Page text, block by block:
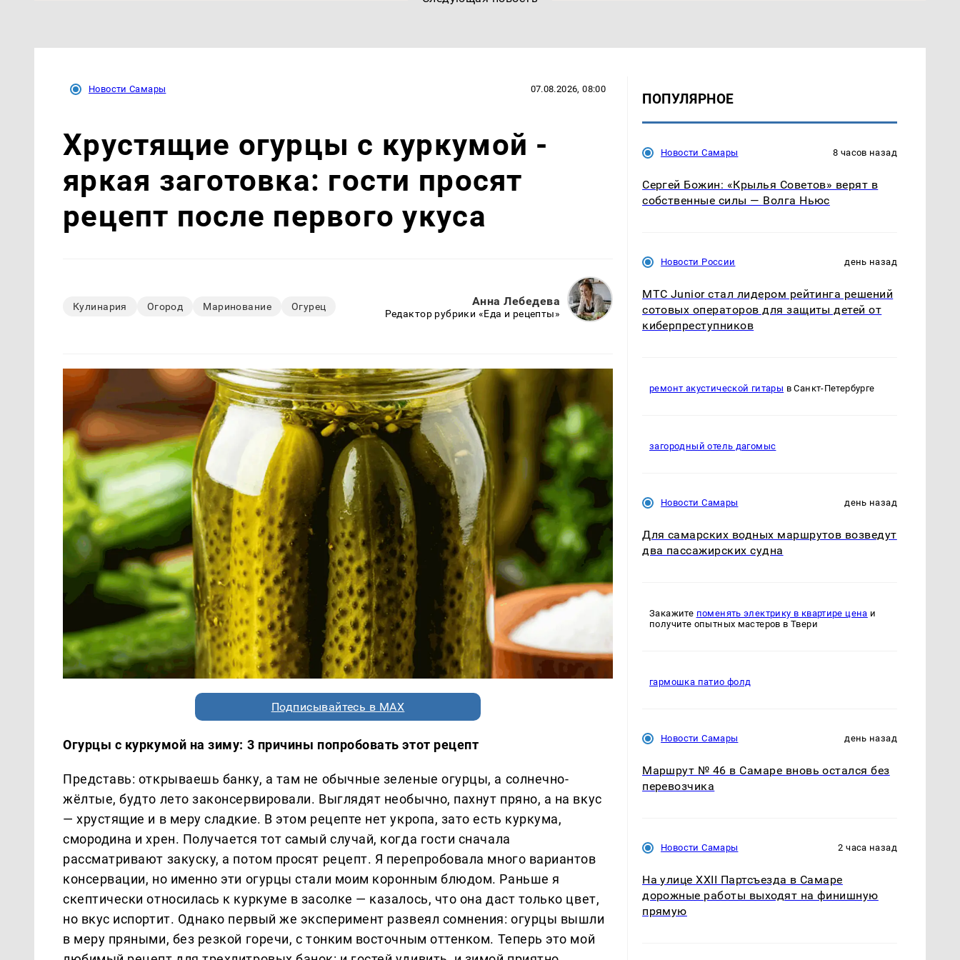
Новости Самары 07.08.2026, 08:00
Хрустящие огурцы с куркумой -
яркая заготовка: гости просят
рецепт после первого укуса
Кулинария Огород Маринование Огурец Анна Лебедева
Редактор рубрики «Еда и рецепты»
Подписывайтесь в MAX
Огурцы с куркумой на зиму: 3 причины попробовать этот рецепт
Представь: открываешь банку, а там не обычные зеленые огурцы, а солнечно-
жёлтые, будто лето законсервировали. Выглядят необычно, пахнут пряно, а на вкус
— хрустящие и в меру сладкие. В этом рецепте нет укропа, зато есть куркума,
смородина и хрен. Получается тот самый случай, когда гости сначала
рассматривают закуску, а потом просят рецепт. Я перепробовала много вариантов
консервации, но именно эти огурцы стали моим коронным блюдом. Раньше я
скептически относилась к куркуме в засолке — казалось, что она даст только цвет,
но вкус испортит. Однако первый же эксперимент развеял сомнения: огурцы вышли
в меру пряными, без резкой горечи, с тонким восточным оттенком. Теперь это мой
ПОПУЛЯРНОЕ
Новости Самары 8 часов назад
Сергей Божин: «Крылья Советов» верят в
собственные силы — Волга Ньюс
Новости России день назад
МТС Junior стал лидером рейтинга решений
сотовых операторов для защиты детей от
киберпреступников
ремонт акустической гитары в Санкт-Петербурге
загородный отель дагомыс
Новости Самары день назад
Для самарских водных маршрутов возведут
два пассажирских судна
Закажите поменять электрику в квартире цена и
получите опытных мастеров в Твери
гармошка патио фолд
Новости Самары день назад
Маршрут № 46 в Самаре вновь остался без
перевозчика
Новости Самары 2 часа назад
На улице XXII Партсъезда в Самаре
дорожные работы выходят на финишную
прямую